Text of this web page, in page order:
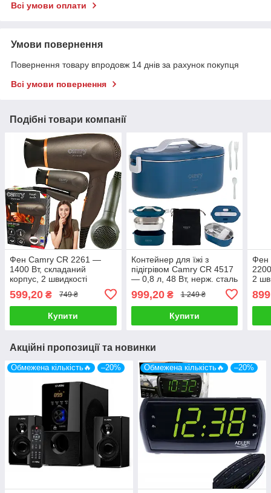
Всі умови оплати
Умови повернення
Повернення товару впродовж 14 днів за рахунок покупця
Всі умови повернення
Подібні товари компанії
Фен Camry CR 2261 —
1400 Вт, складаний
корпус, 2 швидкості
599,20 ₴ 749 ₴
Купити
Контейнер для їжі з
підігрівом Camry CR 4517
— 0,8 л, 48 Вт, нерж. сталь
999,20₴ 1 249 ₴
Купити
Фен
2
Акційні пропозиції та новинки
Обмежена кількість🔥 –20% Обмежена кількість🔥 –20%